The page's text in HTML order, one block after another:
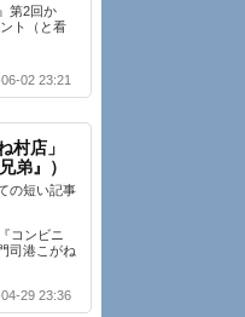
第2回か
ト（と看
02 23:21
村店」
弟』）
の短い記事
コンビニ
司港こがね
29 23:36